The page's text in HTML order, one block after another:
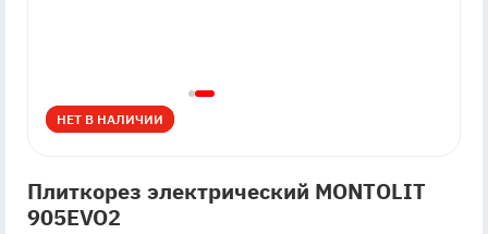
НЕТ В НАЛИЧИИ
НЕТ В НАЛИЧИИ
Плиткорез электрический MONTOLIT
905EVO2